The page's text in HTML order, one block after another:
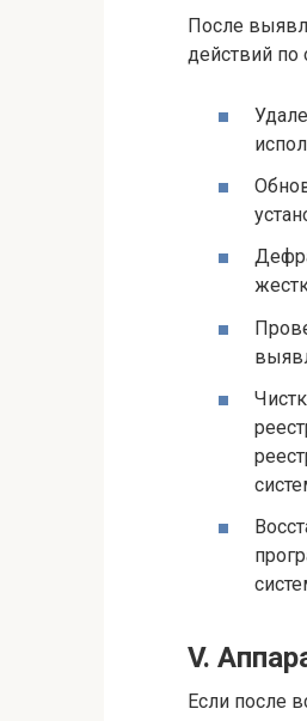
После
действий по
V.
Если после